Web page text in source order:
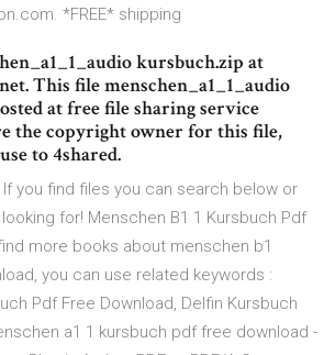
*FREE* shipping
kursbuch.zip at
This file menschen_a1_1_audio
at free file sharing service
the copyright owner for this file,
to 4shared.
you find files you can search below or
for! Menschen B1 1 Kursbuch Pdf
more books about menschen b1
you can use related keywords :
Pdf Free Download, Delfin Kursbuch
a1 1 kursbuch pdf free download -